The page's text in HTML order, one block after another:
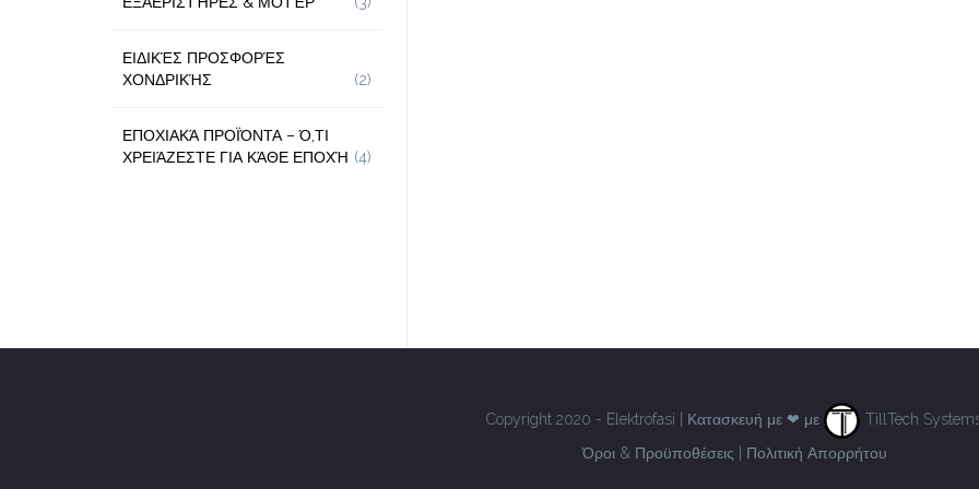
ΕΙΔΙΚΈΣ ΠΡΟΣΦΟΡΈΣ
ΧΟΝΔΡΙΚΉΣ
(2)
ΕΠΟΧΙΑΚΆ ΠΡΟΪΌΝΤΑ – Ό,ΤΙ
ΧΡΕΙΆΖΕΣΤΕ ΓΙΑ ΚΆΘΕ ΕΠΟΧΉ (4)
Copyright 2020 - Elektrofasi | Κατασκευή με ❤ με
TillTech
Όροι & Προϋποθέσεις
Πολιτική Απορρήτου